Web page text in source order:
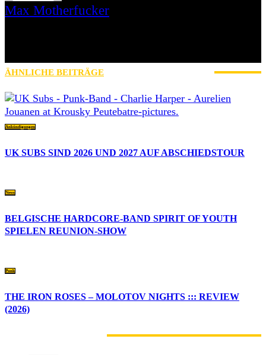
Max Motherfucker
ÄHNLICHE BEITRÄGE
Ankündigungen
UK SUBS SIND 2026 UND 2027 AUF ABSCHIEDSTOUR
News
BELGISCHE HARDCORE-BAND SPIRIT OF YOUTH
SPIELEN REUNION-SHOW
Punk
THE IRON ROSES – MOLOTOV NIGHTS ::: REVIEW
(2026)